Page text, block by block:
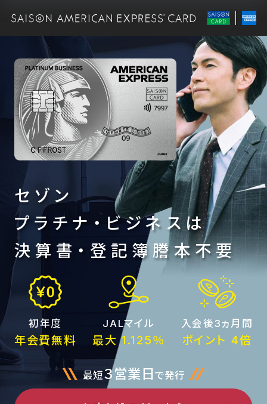
セゾン
プラチナ・ビジネスは
決算書・登記簿謄本不要
初年度
年会費無料
JALマイル
最大 1.125％
入会後3ヵ月間
ポイント 4倍
最短３営業日 で発行